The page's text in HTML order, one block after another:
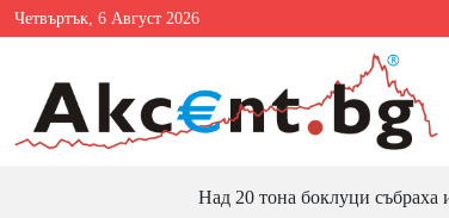
Четвъртък, 6 Август 2026
Над 20 тона боклуци събраха